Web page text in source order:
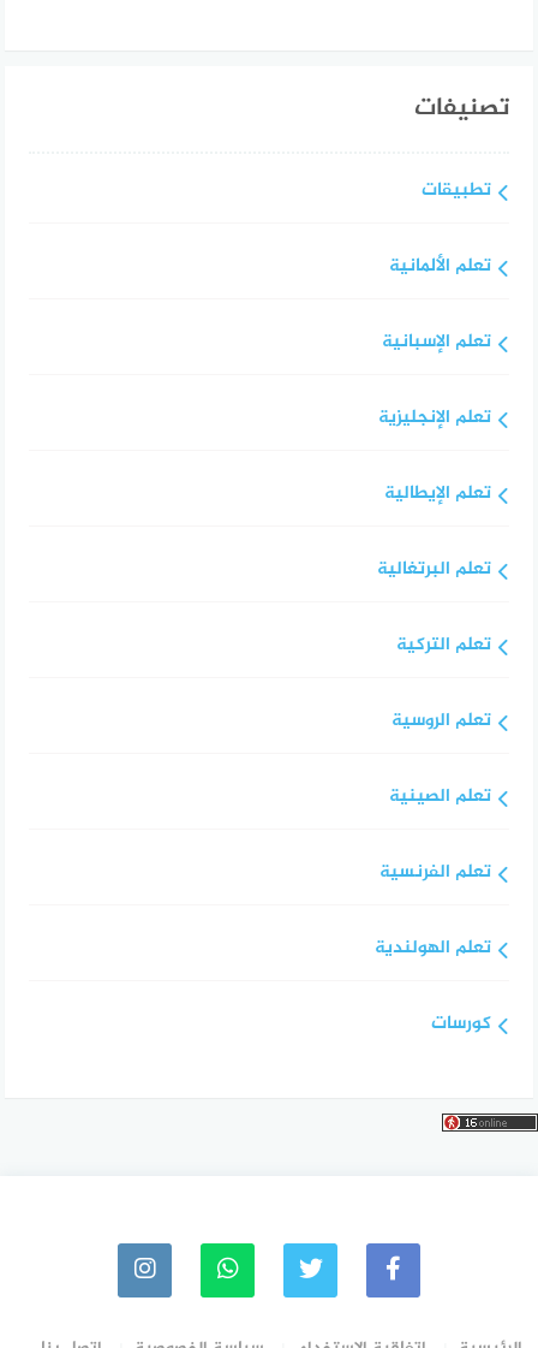
تصنيفات
تطبيقات
تعلم الألمانية
تعلم الإسبانية
تعلم الإنجليزية
تعلم الإيطالية
تعلم البرتغالية
تعلم التركية
تعلم الروسية
تعلم الصينية
تعلم الفرنسية
تعلم الهولندية
كورسات